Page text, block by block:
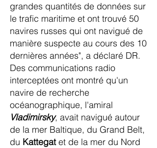
grandes quantités de données sur
le trafic maritime et ont trouvé 50
navires russes qui ont navigué de
manière suspecte au cours des 10
dernières années", a déclaré DR.
Des communications radio
interceptées ont montré qu'un
navire de recherche
océanographique, l'amiral
Vladimirsky, avait navigué autour
de la mer Baltique, du Grand Belt,
du Kattegatet de la mer du Nord